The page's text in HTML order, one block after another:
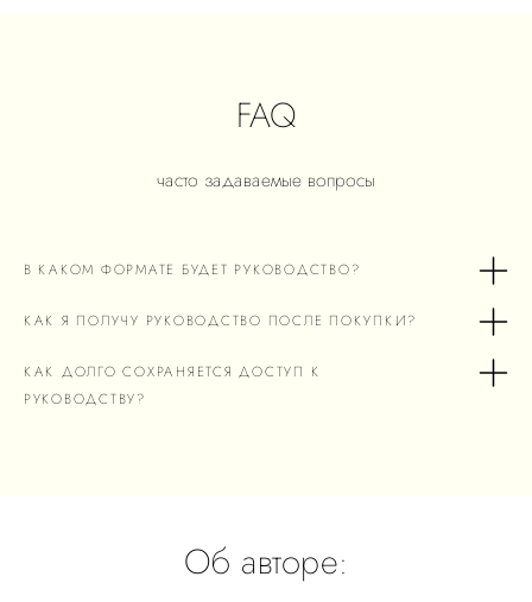
FAQ
часто задаваемые вопросы
В КАКОМ ФОРМАТЕ БУДЕТ РУКОВОДСТВО?
КАК Я ПОЛУЧУ РУКОВОДСТВО ПОСЛЕ ПОКУПКИ?
КАК ДОЛГО СОХРАНЯЕТСЯ ДОСТУП К
РУКОВОДСТВУ?
Об авторе: